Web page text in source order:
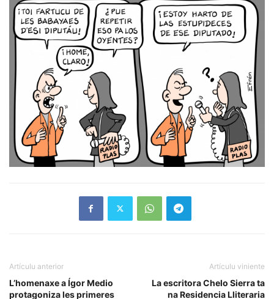
Artículu anterior
L’homenaxe a Ígor Medio
protagoniza les primeres
Artículu viniente
La escritora Chelo Sierra ta
na Residencia Lliteraria